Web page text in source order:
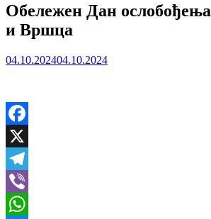
Обележен Дан
и Вршца
04.10.202404.10.2024
Facebook
X
Telegram
Viber